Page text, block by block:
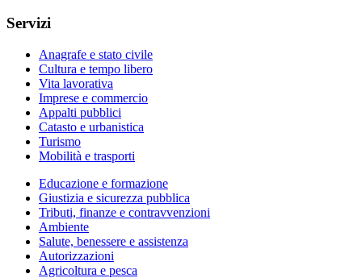
Servizi
Anagrafe e stato civile
Cultura e tempo libero
Vita lavorativa
Imprese e commercio
Appalti pubblici
Catasto e urbanistica
Turismo
Mobilità e trasporti
Educazione e formazione
Giustizia e sicurezza pubblica
Tributi, finanze e contravvenzioni
Ambiente
Salute, benessere e assistenza
Autorizzazioni
Agricoltura e pesca